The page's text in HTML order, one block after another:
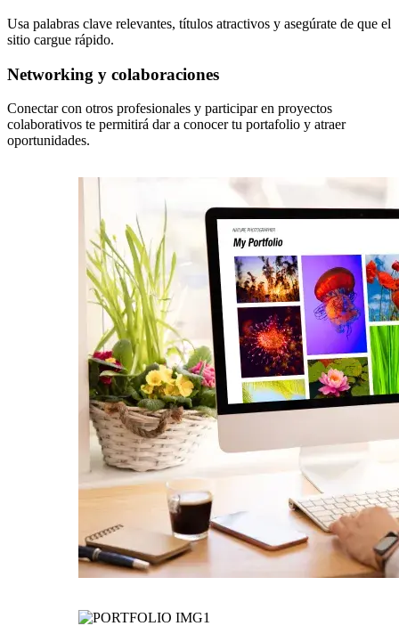
Usa palabras clave relevantes, títulos atractivos y asegúrate de que el
sitio cargue rápido.
Networking y colaboraciones
Conectar con otros profesionales y participar en proyectos
colaborativos te permitirá dar a conocer tu portafolio y atraer
oportunidades.